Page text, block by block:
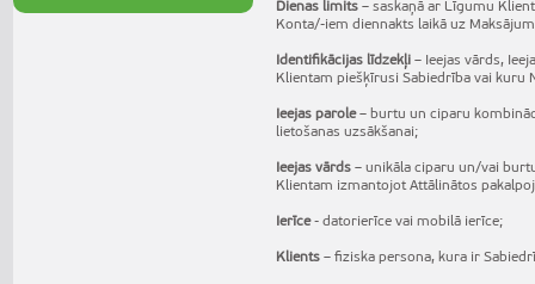
Dienas limits – saskaņā ar Līgumu
Konta/-iem diennakts laikā uz
Identifikācijas līdzekļi – Ieejas vārds,
Klientam piešķīrusi Sabiedrība vai kuru
Ieejas parole– burtu un ciparu
lietošanas uzsākšanai;
Ieejas vārds – unikāla ciparu un/vai
Klientam izmantojot Attālinātos
Ierīce- datorierīce vai mobilā ierīce;
Klients – fiziska persona, kura ir